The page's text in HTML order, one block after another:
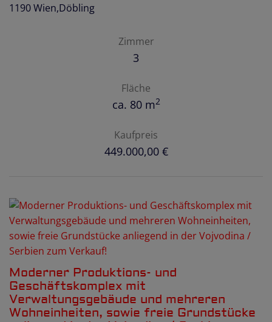
1190 Wien,Döbling
Zimmer
3
Fläche
ca. 80 m2
Kaufpreis
449.000,00 €
Moderner Produktions- und
Geschäftskomplex mit
Verwaltungsgebäude und mehreren
Wohneinheiten, sowie freie Grundstücke